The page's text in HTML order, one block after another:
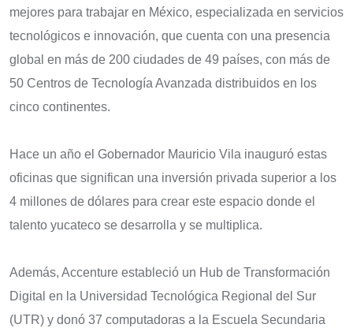
mejores para trabajar en México, especializada en servicios
tecnológicos e innovación, que cuenta con una presencia
global en más de 200 ciudades de 49 países, con más de
50 Centros de Tecnología Avanzada distribuidos en los
cinco continentes.
Hace un año el Gobernador Mauricio Vila inauguró estas
oficinas que significan una inversión privada superior a los
4 millones de dólares para crear este espacio donde el
talento yucateco se desarrolla y se multiplica.
Además, Accenture estableció un Hub de Transformación
Digital en la Universidad Tecnológica Regional del Sur
(UTR) y donó 37 computadoras a la Escuela Secundaria